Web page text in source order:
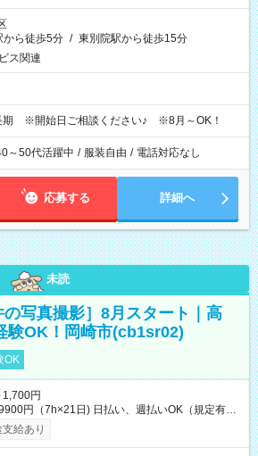
から徒歩5分 / 東別院駅から徒歩15分
ス関連
期 ※開始日ご相談ください♪ ※8月～OK！
～50代活躍中 / 服装自由 / 電話対応なし
応募する 詳細へ
未読
写真撮影］8月スタート｜高
験OK！岡崎市(cb1sr02)
OK
円
日) 日払い、週払いOK（規定有
間】試用期間なし
給あり